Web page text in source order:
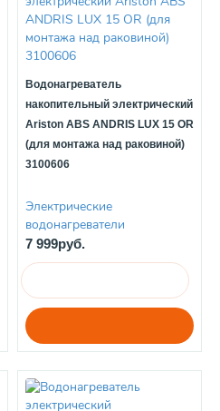
Водонагреватель
накопительный электрический
Ariston ABS ANDRIS LUX 15 OR
(для монтажа над раковиной)
3100606
Электрические
водонагреватели
7 999руб.